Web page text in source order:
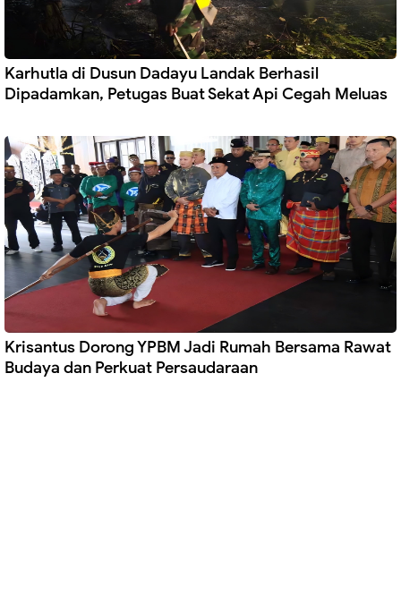
Karhutla di Dusun Dadayu Landak Berhasil
Dipadamkan, Petugas Buat Sekat Api Cegah Meluas
Krisantus Dorong YPBM Jadi Rumah Bersama Rawat
Budaya dan Perkuat Persaudaraan